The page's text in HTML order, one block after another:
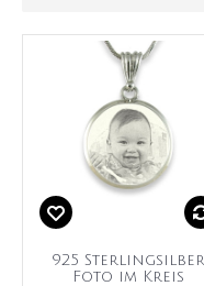
925 Sterlingsilber
Foto im Kreis